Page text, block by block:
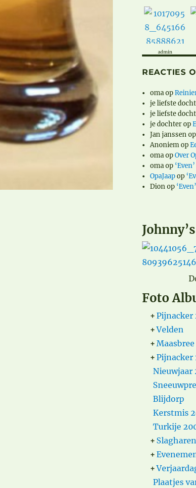
admin
REACTIES
omaop
je liefste
je liefste
je dochterop
Jan janssen
Anoniemop
omaopOver
omaop
OpaJaapop
Dionop
Foto
+ Pijnacker
+Velden
+ Maasbree
+ Pijnacker
Nieuwjaar
Blijdorp
Kerstmis
Turkije
+ Slagharen
+
+
Plaatjes